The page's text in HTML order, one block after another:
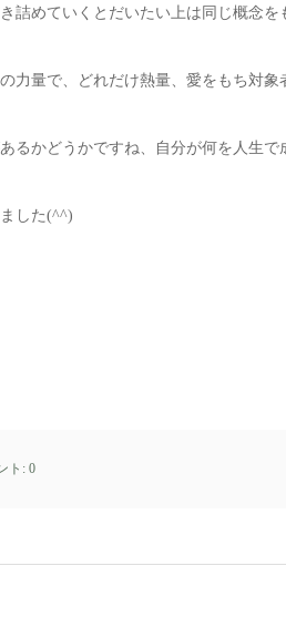
詰めていくとだいたい上は同じ概念を
力量で、どれだけ熱量、愛をもち対
るかどうかですね、自分が何を人生
した(^^)
ト: 0